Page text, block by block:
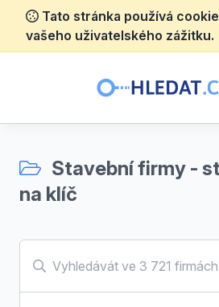
Tato stránka používá
vašeho uživatelského zážitku.
Stavební firmy -
na klíč